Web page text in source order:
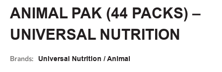
ANIMAL PAK (44 PACKS) –
UNIVERSAL NUTRITION
Brands: Universal Nutrition / Animal